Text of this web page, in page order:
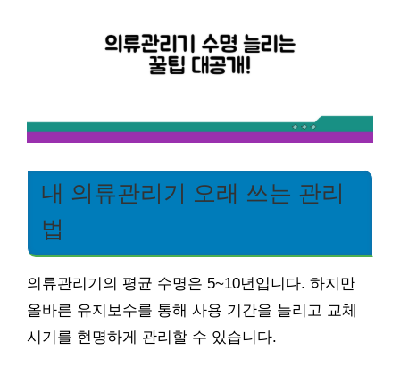
내 의류관리기 오래 쓰는 관리
법
의류관리기의 평균 수명은 5~10년입니다. 하지만
올바른 유지보수를 통해 사용 기간을 늘리고 교체
시기를 현명하게 관리할 수 있습니다.